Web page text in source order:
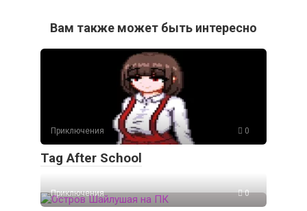
Вам также может быть интересно
Приключения 0
Tag After School
Приключения 0